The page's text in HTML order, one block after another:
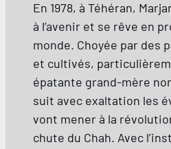
En 1978, à Téhéran,
à l’avenir et se rêve en
monde. Choyée par des
et cultivés,
épatante grand-mère
suit avec exaltation les
vont mener à la
chute du Chah. Avec